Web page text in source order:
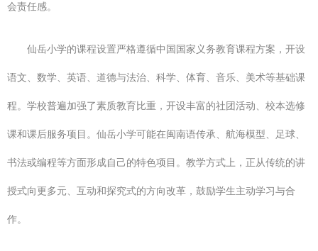
会责任感。
仙岳小学的课程设置严格遵循中国国家义务教育课程方案，开设
语文、数学、英语、道德与法治、科学、体育、音乐、美术等基础课
程。学校普遍加强了素质教育比重，开设丰富的社团活动、校本选修
课和课后服务项目。仙岳小学可能在闽南语传承、航海模型、足球、
书法或编程等方面形成自己的特色项目。教学方式上，正从传统的讲
授式向更多元、互动和探究式的方向改革，鼓励学生主动学习与合
作。